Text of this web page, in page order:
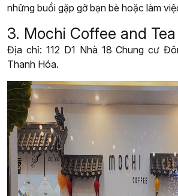
những buổi gặp gỡ bạn bè hoặc làm
3. Mochi Coffee and Tea
Địa chỉ: 112 D1 Nhà 18 Chung cư
Thanh Hóa.